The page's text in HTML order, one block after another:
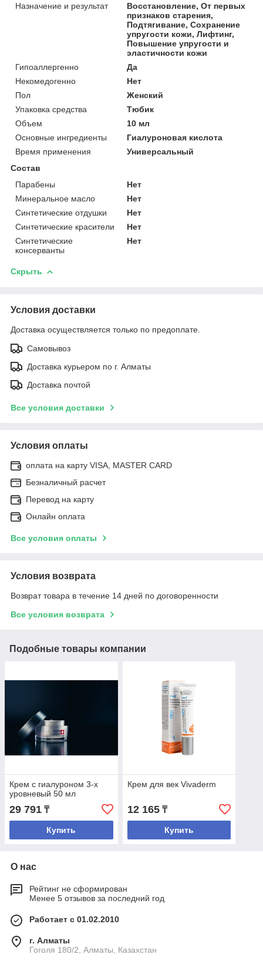
Назначение и результат
Восстановление, От первых
признаков старения,
Подтягивание, Сохранение
упругости кожи, Лифтинг,
Повышение упругости и
эластичности кожи
Гипоаллергенно
Да
Некомедогенно
Нет
Пол
Женский
Упаковка средства
Тюбик
Объем
10 мл
Основные ингредиенты
Гиалуроновая кислота
Время применения
Универсальный
Состав
Парабены
Нет
Минеральное масло
Нет
Синтетические отдушки
Нет
Синтетические красители
Нет
Синтетические
консерванты
Нет
Скрыть
Условия доставки
Доставка осуществляется только по предоплате.
Самовывоз
Доставка курьером по г. Алматы
Доставка почтой
Все условия доставки
Условия оплаты
оплата на карту VISA, MASTER CARD
Безналичный расчет
Перевод на карту
Онлайн оплата
Все условия оплаты
Условия возврата
Возврат товара в течение 14 дней по договоренности
Все условия возврата
Подобные товары компании
Крем с гиалуроном 3-х
уровневый 50 мл
29 791 ₸
Купить
Крем для век Vivaderm
12 165₸
Купить
О нас
Рейтинг не сформирован
Менее 5 отзывов за последний год
Работает с 01.02.2010
г. Алматы
Гоголя 180/2, Алматы, Казахстан